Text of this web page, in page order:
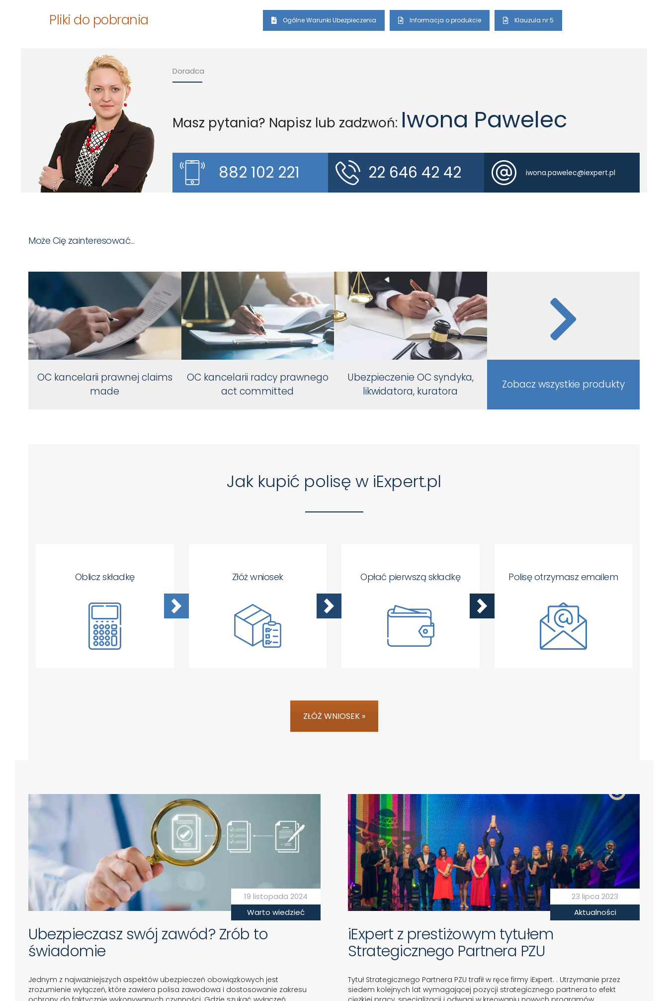
Pliki do pobrania Ogólne Warunki Ubezpieczenia Informacja o produkcie Klauzula nr 5
Doradca
Masz pytania? Napisz lub zadzwoń: Iwona Pawelec
882 102 221 22 646 42 42 iwona.pawelec@iexpert.pl
Może Cię zainteresować…
OC kancelarii prawnej claims
made
OC kancelarii radcy prawnego
act committed
Ubezpieczenie OC syndyka,
likwidatora, kuratora
Zobacz wszystkie produkty
Jak kupić polisę w iExpert.pl
Oblicz składkę Złóż wniosek Opłać pierwszą składkę Polisę otrzymasz emailem
ZŁÓŻ WNIOSEK »
19 listopada 2024
Warto wiedzieć
Ubezpieczasz swój zawód? Zrób to
świadomie
Jednym z najważniejszych aspektów ubezpieczeń obowiązkowych jest
zrozumienie wyłączeń, które zawiera polisa zawodowa i dostosowanie zakresu
23 lipca 2023
Aktualności
iExpert z prestiżowym tytułem
Strategicznego Partnera PZU
Tytuł Strategicznego Partnera PZU trafił w ręce firmy iExpert. . Utrzymanie przez
siedem kolejnych lat wymagającej pozycji strategicznego partnera to efekt